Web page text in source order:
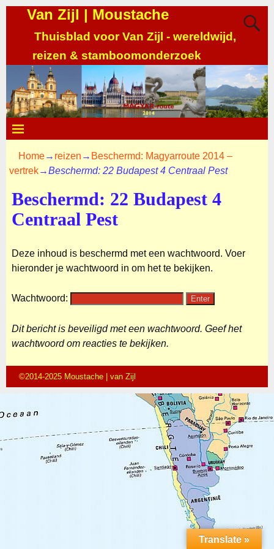
Van Zijl | Moustache
Thuisblad voor Van Zijl - wereldwijd,
reizen & stamboomonderzoek
Home→ reizen → Beschermd: Magyarroute 2014 –
vertrek→Beschermd: 22 Budapest 4 Centraal Pest
Beschermd: 22 Budapest 4
Centraal Pest
Deze inhoud is beschermd met een wachtwoord. Voer
hieronder je wachtwoord in om het te bekijken.
Wachtwoord:
Dit bericht is beveiligd met een wachtwoord. Geef het
wachtwoord om reacties te bekijken.
©2014-2025 Moustache | van Zijl
Translate »